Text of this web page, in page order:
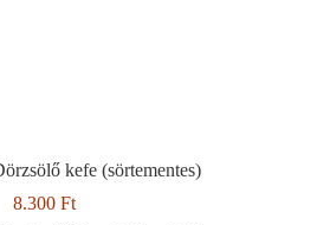
kefe (sörtementes)
8.300 Ft